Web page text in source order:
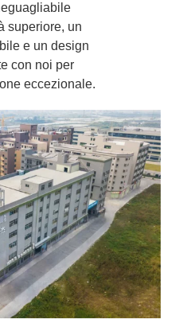
superiore, un
e un design
con noi per
eccezionale.